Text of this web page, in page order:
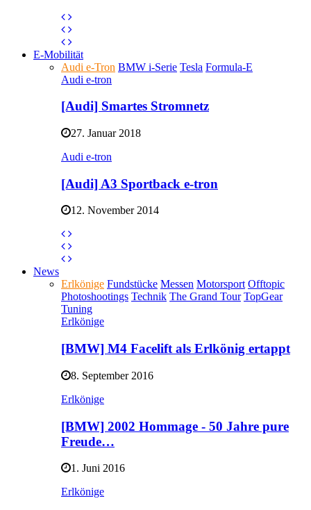
E-Mobilität
Audi e-Tron BMW i-Serie Tesla Formula-E
Audi e-tron
[Audi] Smartes Stromnetz
27. Januar 2018
Audi e-tron
[Audi] A3 Sportback e-tron
12. November 2014
News
Erlkönige Fundstücke Messen Motorsport Offtopic
Photoshootings Technik The Grand Tour TopGear
Tuning
Erlkönige
[BMW] M4 Facelift als Erlkönig ertappt
8. September 2016
Erlkönige
[BMW] 2002 Hommage - 50 Jahre pure
Freude…
1. Juni 2016
Erlkönige